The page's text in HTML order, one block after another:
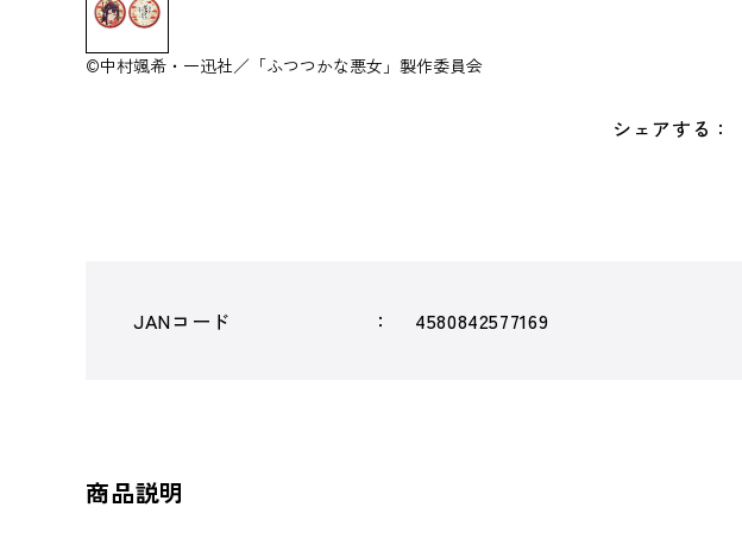
©中村颯希・一迅社／「ふつつかな悪女」製作委員会
シェアする：
JANコード 4580842577169
商品説明